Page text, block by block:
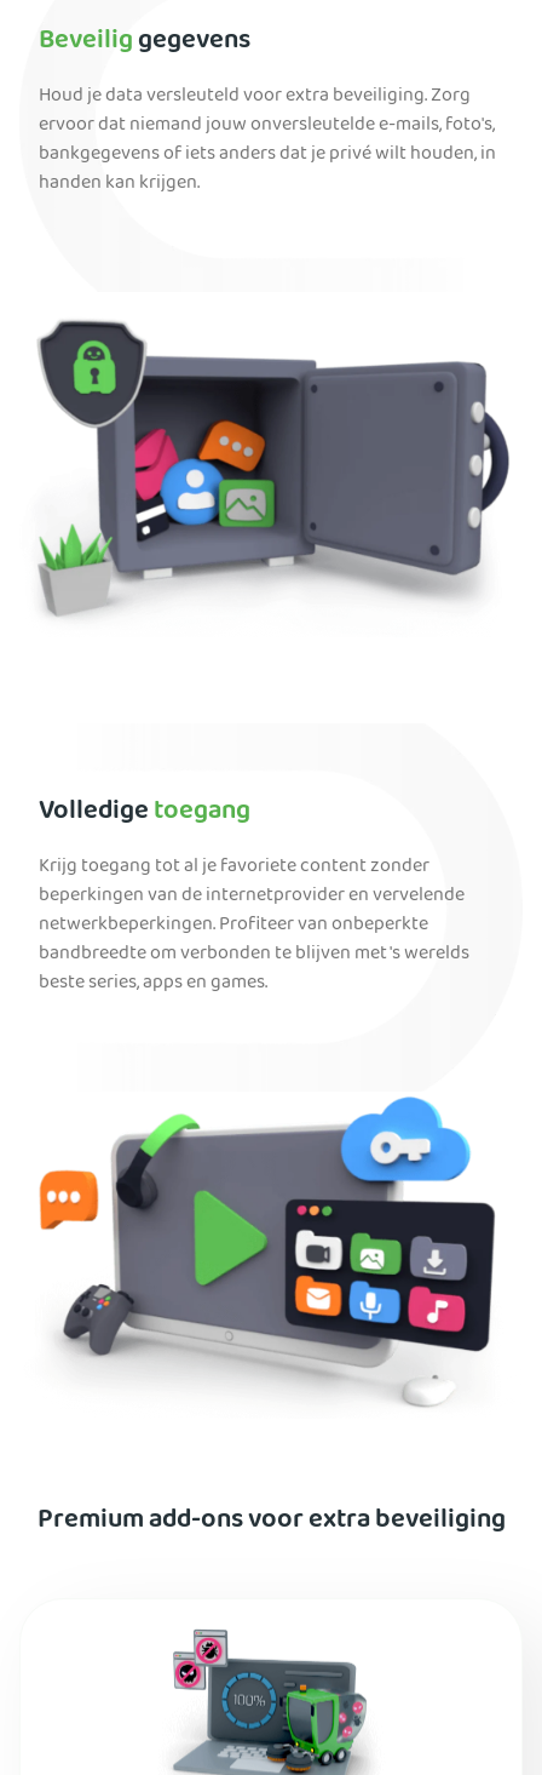
Beveiliggegevens
Houd je data versleuteld voor extra beveiliging. Zorg
ervoor dat niemand jouw onversleutelde e-mails, foto's,
bankgegevens of iets anders dat je privé wilt houden, in
handen kan krijgen.
Volledigetoegang
Krijg toegang tot al je favoriete content zonder
beperkingen van de internetprovider en vervelende
netwerkbeperkingen. Profiteer van onbeperkte
bandbreedte om verbonden te blijven met 's werelds
beste series, apps en games.
Premium add-ons voor extra beveiliging